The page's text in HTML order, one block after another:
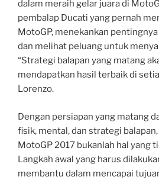
dalam meraih gelar juara di
pembalap Ducati yang pernah
MotoGP, menekankan
dan melihat peluang untuk
“Strategi balapan yang matang
mendapatkan hasil terbaik di
Lorenzo.
Dengan persiapan yang matang
fisik, mental, dan strategi
MotoGP 2017 bukanlah hal yang
Langkah awal yang harus
membantu dalam mencapai